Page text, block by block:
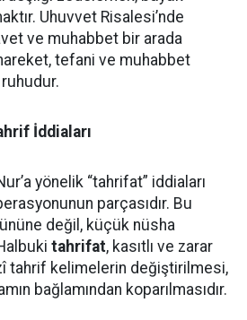
Uhuvvet Risalesi’nde
ve muhabbet bir arada
tefani ve muhabbet
İddiaları
yönelik “tahrifat” iddiaları
parçasıdır. Bu
değil, küçük nüsha
tahrifat, kasıtlı ve zarar
tahrif kelimelerin değiştirilmesi,
bağlamından koparılmasıdır.